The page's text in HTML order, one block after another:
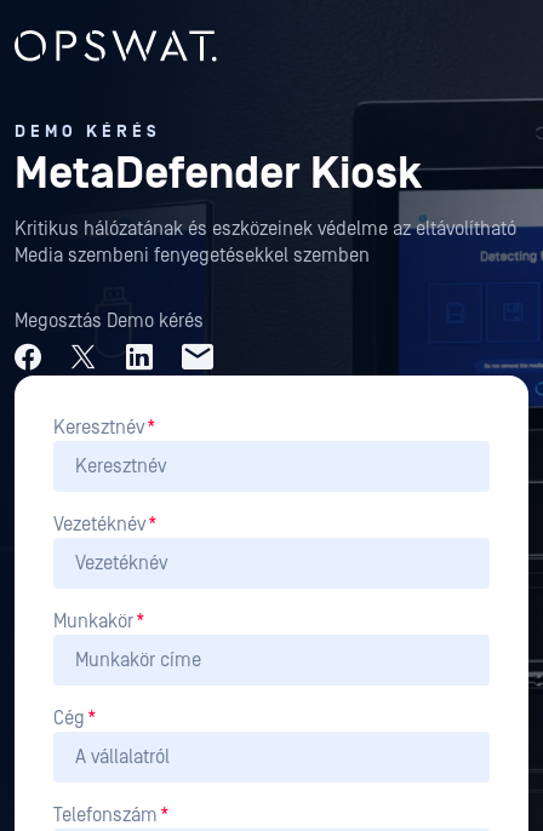
DEMO KÉRÉS
MetaDefender Kiosk
Kritikus hálózatának és eszközeinek védelme az eltávolítható
Media szembeni fenyegetésekkel szemben
Megosztás Demo kérés
Keresztnév*
Vezetéknév*
Munkakör*
Cég *
Telefonszám *